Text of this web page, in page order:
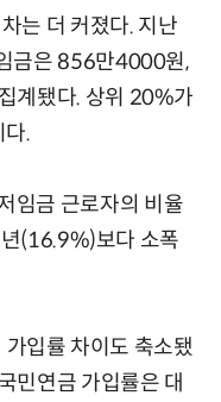
는 더 커졌다. 지난
금은 856만4000원,
계됐다. 상위 20%가
.
임금 근로자의 비율
(16.9%)보다 소폭
입률 차이도 축소됐
민연금 가입률은 대